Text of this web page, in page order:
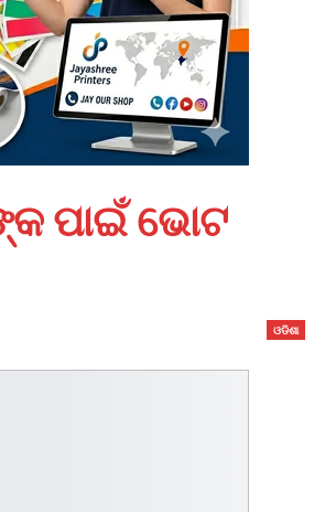
ପାଇଁ ଭୋଟ
ଓଡିଶା